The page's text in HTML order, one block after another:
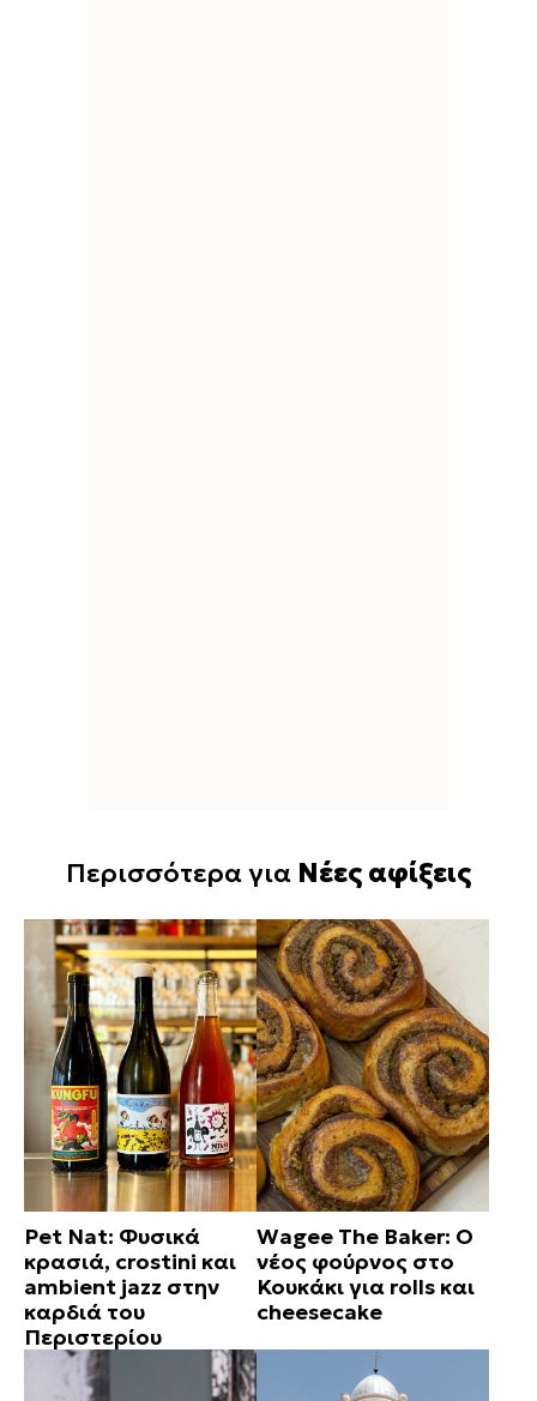
Περισσότερα για Νέες αφίξεις
Pet Nat: Φυσικά
κρασιά, crostini και
ambient jazz στην
καρδιά του
Περιστερίου
Wagee The Baker: Ο
νέος φούρνος στο
Κουκάκι για rolls και
cheesecake